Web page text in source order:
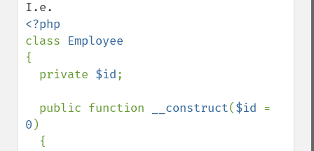
class
{
  private
$id;
  public function
__construct($id
0 )